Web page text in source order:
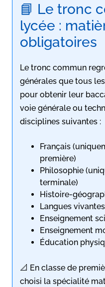
📘 Le tronc
lycée :
obligatoires
Le tronc commun
générales que tous
pour obtenir leur
voie générale ou
disciplines suivantes :
Français
première)
Philosophie
terminale)
Histoire-
Langues
Enseignement
Enseignement
Éducation
📐 En classe de
choisi la spécialité